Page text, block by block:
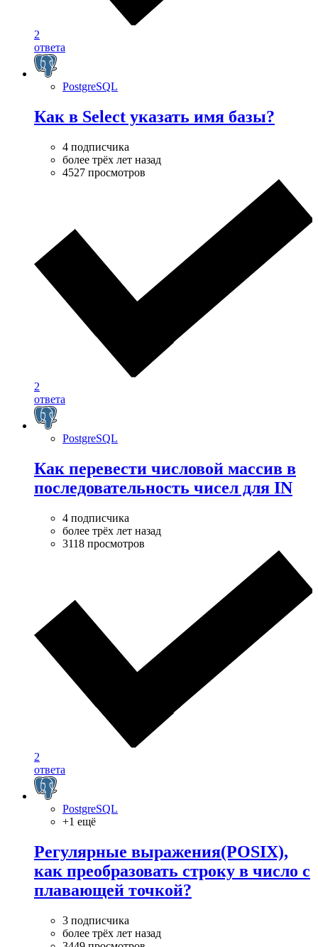
2
ответа
PostgreSQL
Как в Select указать имя базы?
4 подписчика
более трёх лет назад
4527 просмотров
2
ответа
PostgreSQL
Как перевести числовой массив в
последовательность чисел для IN
4 подписчика
более трёх лет назад
3118 просмотров
2
ответа
PostgreSQL
+1 ещё
Регулярные выражения(POSIX),
как преобразовать строку в число с
плавающей точкой?
3 подписчика
более трёх лет назад